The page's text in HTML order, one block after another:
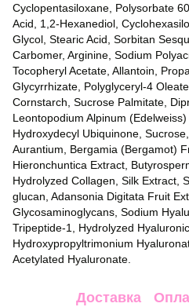
Cyclopentasiloxane, Polysorbate
Acid, 1,2-Hexanediol,
Glycol, Stearic Acid, Sorbitan
Carbomer, Arginine, Sodium
Tocopheryl Acetate, Allantoin,
Glycyrrhizate, Polyglyceryl-4
Cornstarch, Sucrose Palmitate,
Leontopodium Alpinum (Edelweiss)
Hydroxydecyl Ubiquinone,
Aurantium, Bergamia (Bergamot)
Hieronchuntica Extract,
Hydrolyzed Collagen, Silk Extract,
glucan, Adansonia Digitata Fruit
Glycosaminoglycans, Sodium
Tripeptide-1, Hydrolyzed
Hydroxypropyltrimonium
Acetylated Hyaluronate.
Доставка